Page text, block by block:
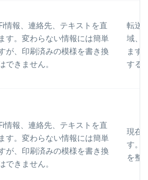
情報、連絡先、テキストを直
す。変わらない情報には簡単
が、印刷済みの模様を書き換
できません。
転送
域、
ます
する
情報、連絡先、テキストを直
す。変わらない情報には簡単
が、印刷済みの模様を書き換
できません。
現在
す。
を整